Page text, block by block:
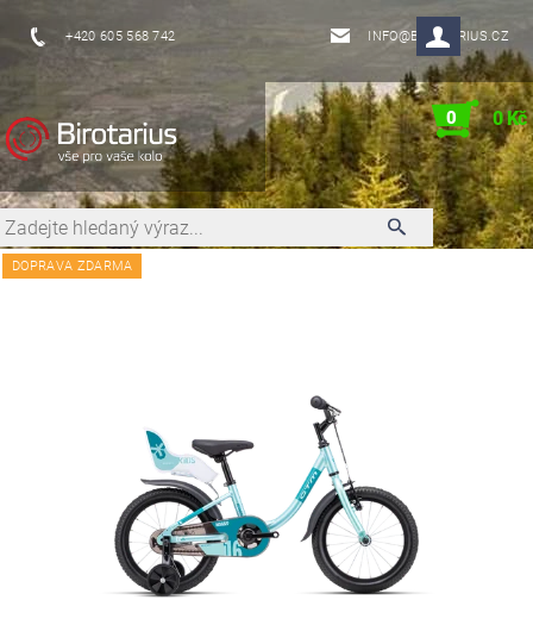
+420 605 568 742 INFO@BIROTARIUS.CZ
0 0 Kč
DOPRAVA ZDARMA